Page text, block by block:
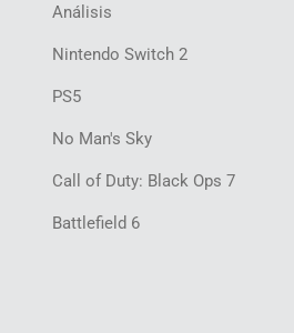
Análisis
Nintendo Switch 2
PS5
No Man's Sky
Call of Duty: Black Ops 7
Battlefield 6